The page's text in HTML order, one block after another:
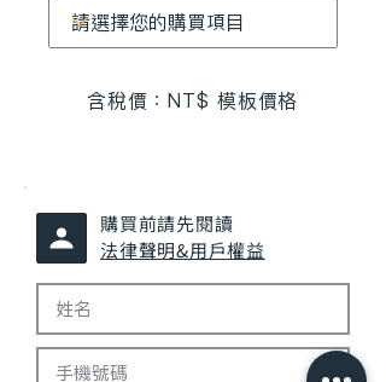
含稅價：NT$ 模板價格
購買前請先閱讀
法律聲明&用戶權益